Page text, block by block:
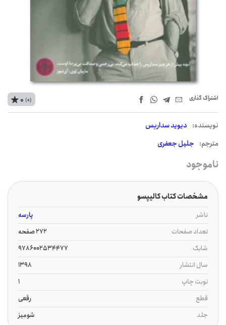
اشتراک‌ گذاری
نويسنده: دیوید سداریس
مترجم: جلیل جعفری
0 (0)
ناموجود
مشخصات کتاب کالیپسو
ناشر
پارسه
تعداد صفحات
272 صفحه
شابک
9786002534477
سال انتشار
1398
نوبت چاپ
1
قطع
رقعی
جلد
شومیز